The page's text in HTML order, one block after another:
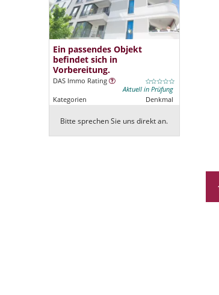
Ein passendes Objekt
befindet sich in
Vorbereitung.
DAS Immo Rating
Aktuell in Prüfung
Kategorien
Denkmal
Bitte sprechen Sie uns direkt an.